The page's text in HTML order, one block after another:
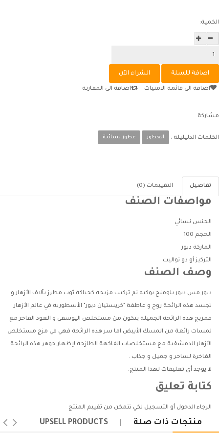
الكمية:
اضافة الى قائمة الامنيات اضافة الى المقارنة
مشاركة
الكلمات الدليليلة : العطور عطور نسائية
تفاصيل التقييمات (0)
مواصفات الصنف
الجنس نسائي
الحجم 100
الماركة ديور
التركيز أو دو تواليت
وصف الصنف
ديور مس ديور بلومنج بوكيه تم تركيب مزيجه كحياكة ثوب مطرز بآلاف الأزهار و
تجسد هذه الرائحة روح و عاطفة "كريستيان ديور" الأسطورية في عالم الأزهار
فمزيج هذه الرائحة الجميلة يتكون من مستخلص اليوسفي و العود الفاخر مع
لمسات رائعة من المسك الأبيض اما سر هذه الرائحة فهي في مزج مستخلص
الأزهار الدمشقية مع مستخلصات الفاكهة الطازجة لإظهار جوهر هذه الرائحة
الفاخرة لساحر و جميل و جذاب .
لا يوجد أي تعليقات لهذا المنتج.
كتابة تعليق
الرجاء الدخول أو التسجيل لكي تتمكن من تقييم المنتج
منتجات ذات صلة UPSELL PRODUCTS